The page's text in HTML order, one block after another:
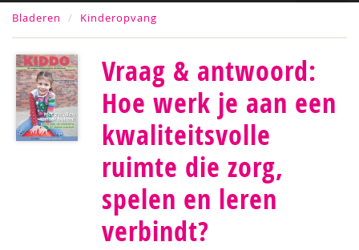
Bladeren Kinderopvang
Vraag & antwoord:
Hoe werk je aan een
kwaliteitsvolle
ruimte die zorg,
spelen en leren
verbindt?